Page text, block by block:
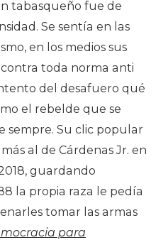
tabasqueño fue de
Se sentía en las
en los medios sus
toda norma anti
del desafuero qué
el rebelde que se
sempre. Su clic popular
al de Cárdenas Jr. en
guardando
la propia raza le pedía
tomar las armas
para